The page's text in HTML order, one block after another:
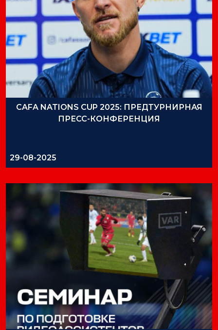
CAFA NATIONS CUP 2025: ПРЕДТУРНИРНАЯ
ПРЕСС-КОНФЕРЕНЦИЯ
29-08-2025